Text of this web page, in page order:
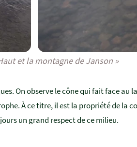
et la montagne de Janson »
On observe le cône qui fait face au
À ce titre, il est la propriété de la
un grand respect de ce milieu.